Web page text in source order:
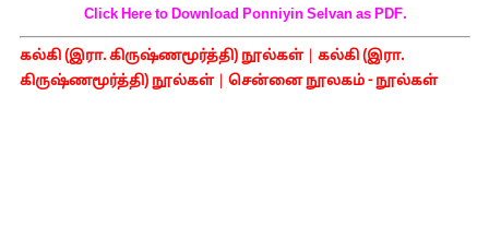
Click Here to Download Ponniyin Selvan as PDF.
கல்கி (இரா. கிருஷ்ணமூர்த்தி) நூல்கள்| கல்கி (இரா.
கிருஷ்ணமூர்த்தி) நூல்கள்| சென்னை நூலகம் - நூல்கள்